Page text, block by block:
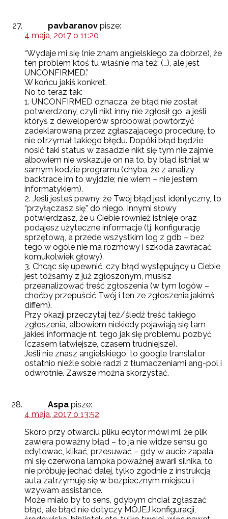
pavbaranov pisze:
4 maja, 2017 o 11:20
“Wydaje mi się (nie znam angielskiego za dobrze), że
ten problem ktoś tu właśnie ma też: (…), ale jest
UNCONFIRMED.”
W końcu jakiś konkret.
No to teraz tak:
1. UNCONFIRMED oznacza, że błąd nie został
potwierdzony, czyli nikt inny nie zgłosił go, a jeśli
któryś z deweloperów spróbował powtórzyć
zadeklarowaną przez zgłaszającego procedurę, to
nie otrzymał takiego błędu. Dopóki błąd będzie
nosić taki status w zasadzie nikt się tym nie zajmie,
albowiem nie wskazuje on na to, by błąd istniał w
samym kodzie programu (chyba, że z analizy
backtrace im to wyjdzie; nie wiem – nie jestem
informatykiem).
2. Jeśli jesteś pewny, że Twój błąd jest identyczny, to
“przyłączasz się” do niego. Innymi słowy
potwierdzasz, że u Ciebie również istnieje oraz
podajesz użyteczne informacje (tj. konfigurację
sprzętową, a przede wszystkim log z gdb – bez
tego w ogóle nie ma rozmowy i szkoda zawracać
komukolwiek głowy).
3. Chcąc się upewnić, czy błąd występujący u Ciebie
jest tożsamy z już zgłoszonym, musisz
przeanalizować treść zgłoszenia (w tym logów –
choćby przepuścić Twój i ten ze zgłoszenia jakimś
diffem).
Przy okazji przeczytaj też/śledź treść takiego
zgłoszenia, albowiem niekiedy pojawiają się tam
jakieś informacje nt. tego jak się problemu pozbyć
(czasem łatwiejsze, czasem trudniejsze).
Jeśli nie znasz angielskiego, to google translator
ostatnio nieźle sobie radzi z tłumaczeniami ang-pol i
odwrotnie. Zawsze można skorzystać.
Aspa pisze:
4 maja, 2017 o 13:52
Skoro przy otwarciu pliku edytor mówi mi, że plik
zawiera poważny błąd – to ja nie widze sensu go
edytowac, klikać, przesuwać – gdy w aucie zapala
mi się czerwona lampka poważnej awarii silnika, to
nie próbuję jechać dalej, tylko zgodnie z instrukcją
auta zatrzymuję się w bezpiecznym miejscu i
wzywam assistance.
Może miało by to sens, gdybym chciał zgłaszać
błąd, ale błąd nie dotyczy MOJEJ konfiguracji,